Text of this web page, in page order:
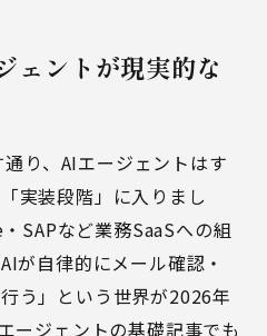
ェントが現実的な
り、AIエージェントはす
実装段階」に入りまし
SAPなど業務SaaSへの組
が自律的にメール確認・
う」という世界が2026年
ージェントの基礎記事でも